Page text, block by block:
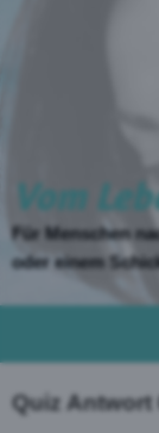
Vom
Für Menschen
oder einem
Quiz Antwort